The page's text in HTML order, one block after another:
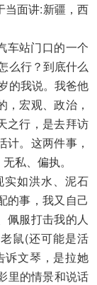
当面讲:新疆，西
站门口的一个
么行？到底什么
的我说。我爸他
宏观、政治，
之行，是去拜访
。这两件事，
私、偏执。
如洪水、泥石
的事，我又自己
佩服打击我的人
鼠(还可能是活
诉文琴，是拉她
里的情景和说话